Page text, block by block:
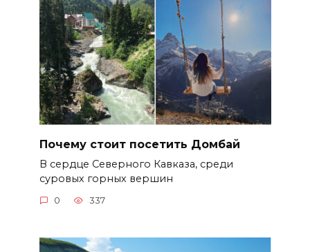
Почему стоит посетить Домбай
В сердце Северного Кавказа, среди
суровых горных вершин
0 337